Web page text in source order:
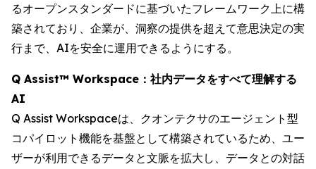
るオープンスタンダードに基づいたフレームワーク上に構
築されており、企業が、洞察の提供を超えて意思決定の実
行まで、AIを安全に運用できるようにする。
Q Assist™ Workspace：社内データをすべて理解する
AI
Q Assist Workspaceは、クオンテクサのエージェント型
コパイロット機能を基盤として構築されているため、ユー
ザーが利用できるデータと文脈を拡大し、データとの対話